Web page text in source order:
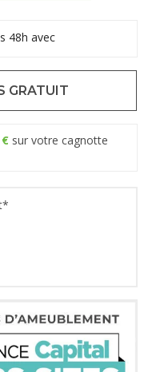
48h avec
GRATUIT
€ sur votre cagnotte